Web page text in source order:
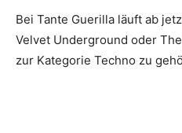
Bei Tante Guerilla läuft ab
Velvet Underground oder
zur Kategorie Techno zu